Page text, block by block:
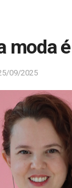
moda
09/2025